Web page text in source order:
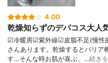
4.00
乾燥知らずのデパコス大人
☑︎冷暖房☑︎紫外線☑︎皮脂不足(慢性
さんあります。乾燥するとバリア
す…そんな時お肌が喜ぶ、…続き